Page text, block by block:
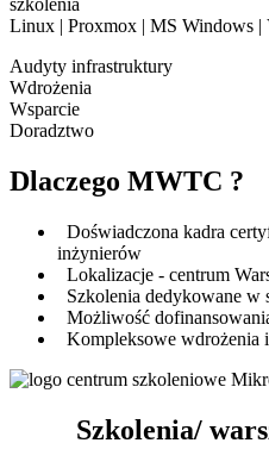
szkolenia
Linux | Proxmox | MS Windows |
Audyty infrastruktury
Wdrożenia
Wsparcie
Doradztwo
Dlaczego MWTC ?
Doświadczona kadra
inżynierów
Lokalizacje - centrum
Szkolenia dedykowane w
Możliwość
Kompleksowe wdrożenia
Szkolenia/